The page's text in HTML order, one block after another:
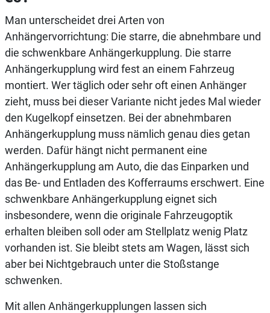
Man unterscheidet drei Arten von
Anhängervorrichtung: Die starre, die abnehmbare und
die schwenkbare Anhängerkupplung. Die starre
Anhängerkupplung wird fest an einem Fahrzeug
montiert. Wer täglich oder sehr oft einen Anhänger
zieht, muss bei dieser Variante nicht jedes Mal wieder
den Kugelkopf einsetzen. Bei der abnehmbaren
Anhängerkupplung muss nämlich genau dies getan
werden. Dafür hängt nicht permanent eine
Anhängerkupplung am Auto, die das Einparken und
das Be- und Entladen des Kofferraums erschwert. Eine
schwenkbare Anhängerkupplung eignet sich
insbesondere, wenn die originale Fahrzeugoptik
erhalten bleiben soll oder am Stellplatz wenig Platz
vorhanden ist. Sie bleibt stets am Wagen, lässt sich
aber bei Nichtgebrauch unter die Stoßstange
schwenken.
Mit allen Anhängerkupplungen lassen sich